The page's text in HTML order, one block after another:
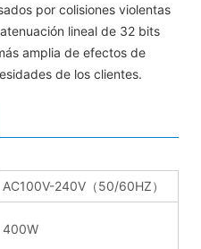
​​por colisiones violentas
lineal de 32 bits
amplia de efectos de
de los clientes.
AC100V-240V（50/60HZ）
400W